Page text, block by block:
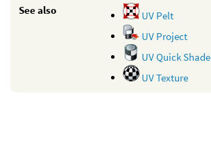
See also
UV Pelt
UV Project
UV Quick Shade
UV Texture